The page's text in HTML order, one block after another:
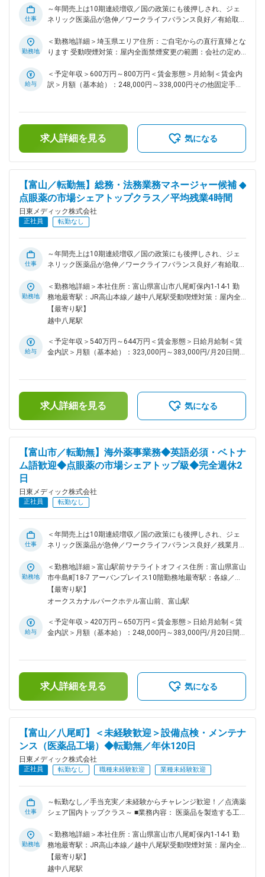
て仕事にのぞみます。 ◇「それぞれに、今日以上を目指す」
医薬品製造の基本は、確かな品質の製品を使用者の負担やコス
造・出荷、営業・販売までそれぞれ立場は異なりますが、今日
以上の完璧を目指しています。 変更の範囲：会社の定める業
仕事
～年間売上は10期連続増収／国の政策にも後押しされ、ジェ
ネリック医薬品が急伸／ワークライフバランス良好／有給取得
病院、眼科をメインに、開業医などに当社製品の情報提供及び
医療現場の情報収集を行っていきます。お客様と良好な関係を
の日常の営業活動を担当します。スケジュールの立て方は裁量
にお任せしています。 ・1件のお客様への対応頻度は月2～3回
※営業車の貸与あり、原則直行／直帰スタイルです。 ■当社の
特徴： ◇当社は、眼科用の医薬品に特化し、点眼薬の市場シェ
アは、国内トップクラスです。 ◇薬事法改正に伴う医薬品の製
の普及が後押しとなっており、年間売上は10期連続増収で
す。 ◇今後は、海外事業に力を入れていく動きを取っておりま
す。今まで国内事業を着実に伸ばしてきましたが、アジア地域
に広げてきていく計画があり、成長性のある会社です。 ■企業
理念： ◇「使う人の立場で、それ以上を目指す」 製造・販売
業として、点眼薬を手元で使用している患者様とは直接お会い
って仕事にのぞみます。 ◇「それぞれに、今日以上を目指
す」 医薬品製造の基本は、確かな品質の製品を使用者の負担
から製造・出荷、営業・販売までそれぞれ立場は異なります
が、今日以上の完璧を目指しています。 変更の範囲：会社の
定める業務
勤務地
＜勤務地詳細＞埼玉県エリア住所：ご自宅からの直行直帰とな
ります 受動喫煙対策：屋内全面禁煙変更の範囲：会社の定め
給与
＜予定年収＞600万円～800万円＜賃金形態＞月給制＜賃金内
訳＞月額（基本給）：248,000円～338,000円その他固定手当/
営業手当15,000円／勤務地手当30,000円■賞与実績年2回※過
去実績計6.8ヵ月※会社・個人の業績により支給されます。※評
価期間全期間在籍した方が対象となり、初年度は対象となりま
する可能性があります。月給(月額)は固定手当を含めた表記で
す。
求人詳細を見る 気になる
【富山／転勤無】総務・法務業務マネージャー候補 ◆
点眼薬の市場シェアトップクラス／平均残業4時間
日東メディック株式会社
正社員 転勤なし
仕事
～年間売上は10期連続増収／国の政策にも後押しされ、ジェ
ネリック医薬品が急伸／ワークライフバランス良好／有給取得
な法務およびその関連する業務全般をお任せします。 ■業務詳
細： ◎契約法務業務 各種契約書の作成・内容確認、借上社宅
等の契約管理 ◎コーポレート法務業務 取締役会や株主総会等
の事務、コンプライアンスに関する業務（社内アンケートや社
外向け広報対応（新聞社等への対応やプレスリリ ース文章の
作成等） ※マネージャー候補としてこれまでのご経験を当社で
名、20代2名）＋マネージャーで構成されています。 ■当社の
特徴： ・当社は、眼科用の医薬品に特化し、点眼薬の市場シ
ェアは、国内トップクラスです。ドラッグストアなどで手にす
る目薬の3割強が当社で製造している製品です。 ・薬事法改正
ェネリック医薬品の普及が後押しとなっており、年間売上は
10期連続増収です。 ・今後は、海外事業に力を入れていく動
きを取っております。今まで国内事業を着実に伸ばしてきまし
たが、アジア地域に広げてきていく計画があり、成長性のある
指す」 製造・販売業として、点眼薬を手元で使用している患
者様とは直接お会いする機会はありません。しかし、なくては
ならないものとして手元においている方がいるからこそ、信頼
に応える使命感をもって仕事にのぞみます。 ・「それぞれ
に、今日以上を目指す」 医薬品製造の基本は、確かな品質の
製品を使用者の負担やコストを抑え、安定供給してゆくことで
立場は異なりますが、今日以上の完璧を目指しています。 変
更の範囲：会社の定める業務
勤務地
＜勤務地詳細＞本社住所：富山県富山市八尾町保内1-14-1 勤
務地最寄駅：JR高山本線／越中八尾駅受動喫煙対策：屋内全
面禁煙変更の範囲：会社の定める事業所（リモートワーク含
む）
【最寄り駅】
越中八尾駅
給与
＜予定年収＞540万円～644万円＜賃金形態＞日給月給制＜賃
金内訳＞月額（基本給）：323,000円～383,000円/月20日間
回（計5ヶ月／前年度実績）賃金はあくまでも目安の金額であ
り、選考を通じて上下する可能性があります。月給(月額)は固
定手当を含めた表記です。
求人詳細を見る 気になる
【富山市／転勤無】海外薬事業務◆英語必須・ベトナ
ム語歓迎◆点眼薬の市場シェアトップ級◆完全週休2
日
日東メディック株式会社
正社員 転勤なし
仕事
＜年間売上は10期連続増収／国の政策にも後押しされ、ジェ
ネリック医薬品が急伸／ワークライフバランス良好／残業月平
業務 （英語版医薬品申請書類の作成、翻訳、医薬品登録申
請、医薬品輸出手配、市販後安全性調査業務サポート、製品マ
ーケティング等） ◇取引先との交渉、連絡、調整 ※年に数回の
海外出張を想定 ※業務上、日本語と英語両方を使用 ■当社の特
は、国内トップクラスです。 ◇薬事法改正に伴う医薬品の製造
委託の全面解禁と、医療費抑制のためのジェネリック医薬品の
今まで国内事業を着実に伸ばしてきましたが、アジア地域に広
げてきていく計画があり、成長性のある会社です。 ■企業理
念： ◇「使う人の立場で、それ以上を目指す」 製造・販売業
として、点眼薬を手元で使用している患者様とは直接お会いす
元においている方がいるからこそ、信頼に応える使命感をもっ
て仕事にのぞみます。 ◇「それぞれに、今日以上を目指す」
医薬品製造の基本は、確かな品質の製品を使用者の負担やコス
トを抑え、安定供給してゆくことです。原料の受け入れから製
造・出荷、営業・販売までそれぞれ立場は異なりますが、今日
以上の完璧を目指しています。 ■地域未来牽引企業： 当社
し、地域経済への影響力が大きく、成長性が見込まれるととも
に、地域経済のバリューチェーンの中心的な担い手、および担
選定。 変更の範囲：会社の定める業務
勤務地
＜勤務地詳細＞富山駅前サテライトオフィス住所：富山県富山
市牛島町18-7 アーバンプレイス10階勤務地最寄駅：各線／富
山駅受動喫煙対策：屋内全面禁煙変更の範囲：会社の定める事
業所
【最寄り駅】
オークスカナルパークホテル富山前、富山駅
給与
＜予定年収＞420万円～650万円＜賃金形態＞日給月給制＜賃
金内訳＞月額（基本給）：248,000円～383,000円/月20日間
※前年度実績計5ヵ月※会社・個人の業績により支給されます。
※評価期間全期間在籍した方が対象となり、初年度は対象とな
りません。賃金はあくまでも目安の金額であり、選考を通じて
記です。
求人詳細を見る 気になる
【富山／八尾町】＜未経験歓迎＞設備点検・メンテナ
ンス（医薬品工場）◆転勤無／年休120日
日東メディック株式会社
正社員 転勤なし 職種未経験歓迎 業種未経験歓迎
仕事
～転勤なし／手当充実／未経験からチャレンジ歓迎！／点滴薬
シェア国内トップクラス～ ■業務内容： 医薬品を製造する工
れる設備が安全に動き続けるように管理する仕事です。 ＜具
体的には＞ ・日常点検 毎日、設備の状態をチェックします。
（温度や圧力などの数値確認、異音がないか確認、設備が正常
に動いているか確認） ・定期点検・メンテナンス 設備のトラ
勤務地
＜勤務地詳細＞本社住所：富山県富山市八尾町保内1-14-1 勤
務地最寄駅：JR高山本線／越中八尾駅受動喫煙対策：屋内全
面禁煙変更の範囲：会社の定める事業所
【最寄り駅】
越中八尾駅